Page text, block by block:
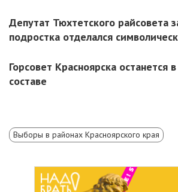
Депутат Тюхтетского райсовета
подростка отделался
Горсовет Красноярска останется
составе
Выборы в районах Красноярского края